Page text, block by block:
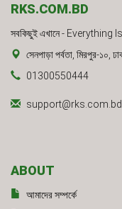
RKS.COM.BD
সবকিছুই এখানে - Everything
সেনপাড়া পর্বতা, মিরপুর-১০,
01300550444
support@rks.com.bd
ABOUT
আমাদের সম্পর্কে